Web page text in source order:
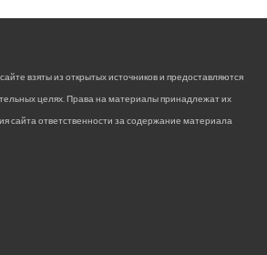
взяты из открытых источников и предоставляются
целях. Права на материалы принадлежат их
сайта ответственности за содержание материала